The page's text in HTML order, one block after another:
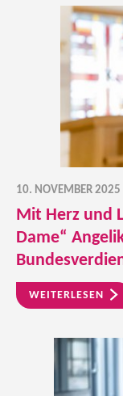
10. NOVEMBER 2025
Mit Herz und
Dame“
WEITERLESEN